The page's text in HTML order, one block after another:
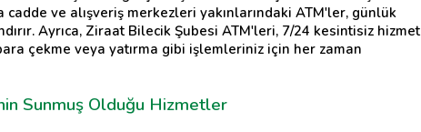
ve alışveriş merkezleri yakınlarındaki ATM'ler, günlük
Ayrıca, Ziraat Bilecik Şubesi ATM'leri, 7/24 kesintisiz hizmet
çekme veya yatırma gibi işlemleriniz için her zaman
Sunmuş Olduğu Hizmetler